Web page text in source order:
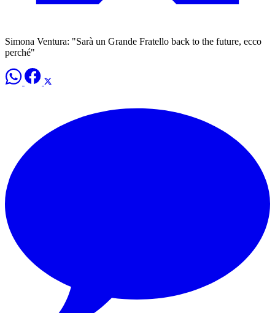
Simona Ventura: "Sarà un Grande Fratello back to the future, ecco
perché"